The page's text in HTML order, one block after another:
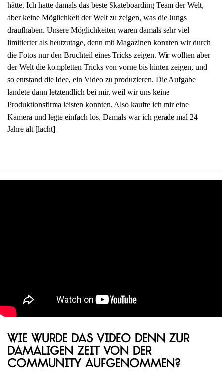
hätte. Ich hatte damals das beste Skateboarding Team der Welt,
aber keine Möglichkeit der Welt zu zeigen, was die Jungs
draufhaben. Unsere Möglichkeiten waren damals sehr viel
limitierter als heutzutage, denn mit Magazinen konnten wir durch
die Fotos nur den Bruchteil eines Tricks zeigen. Wir wollten aber
der Welt die kompletten Tricks von vorne bis hinten zeigen, und
so entstand die Idee, ein Video zu produzieren. Die Aufgabe
landete dann letztendlich bei mir, weil wir uns keine
Produktionsfirma leisten konnten. Also kaufte ich mir eine
Kamera und legte einfach los. Damals war ich gerade mal 24
Jahre alt [lacht].
Wie wurde das Video denn zur
damaligen Zeit von der
Community aufgenommen?